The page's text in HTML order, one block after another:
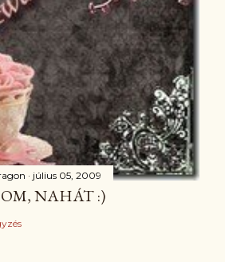
július 05, 2009
NAHÁT :)